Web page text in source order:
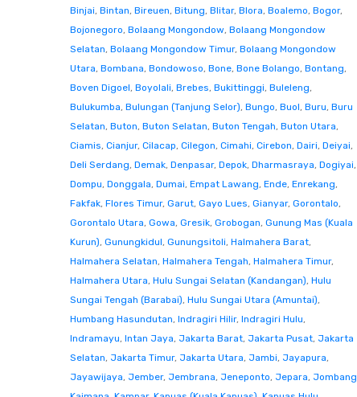
Binjai, Bintan, Bireuen, Bitung, Blitar, Blora, Boalemo, Bogor,
Bojonegoro, Bolaang Mongondow, Bolaang Mongondow
Selatan, Bolaang Mongondow Timur, Bolaang Mongondow
Utara, Bombana, Bondowoso, Bone, Bone Bolango, Bontang,
Boven Digoel, Boyolali, Brebes, Bukittinggi, Buleleng,
Bulukumba, Bulungan (Tanjung Selor), Bungo, Buol, Buru, Buru
Selatan, Buton, Buton Selatan, Buton Tengah, Buton Utara,
Ciamis, Cianjur, Cilacap, Cilegon, Cimahi, Cirebon, Dairi, Deiyai,
Deli Serdang, Demak, Denpasar, Depok, Dharmasraya, Dogiyai,
Dompu, Donggala, Dumai, Empat Lawang, Ende, Enrekang,
Fakfak, Flores Timur, Garut, Gayo Lues, Gianyar, Gorontalo,
Gorontalo Utara, Gowa, Gresik, Grobogan, Gunung Mas (Kuala
Kurun), Gunungkidul, Gunungsitoli, Halmahera Barat,
Halmahera Selatan, Halmahera Tengah, Halmahera Timur,
Halmahera Utara, Hulu Sungai Selatan (Kandangan), Hulu
Sungai Tengah (Barabai), Hulu Sungai Utara (Amuntai),
Humbang Hasundutan, Indragiri Hilir, Indragiri Hulu,
Indramayu, Intan Jaya, Jakarta Barat, Jakarta Pusat, Jakarta
Selatan, Jakarta Timur, Jakarta Utara, Jambi, Jayapura,
Jayawijaya, Jember, Jembrana, Jeneponto, Jepara, Jombang